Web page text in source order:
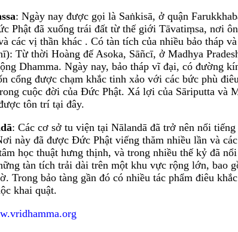
: Ngày nay được gọi là Saṅkisā, ở quận
Phật đã xuống trái đất từ thế giới Tāvatiṃsa, nơi
các vị thần khác . Có tàn tích của nhiều bảo tháp
Từ thời Hoàng đế Asoka, Sāñcī, ở Madhya
Dhamma. Ngày nay, bảo tháp vĩ đại, có đường
cổng được chạm khắc tinh xảo với các bức phù
cuộc đời của Đức Phật. Xá lợi của Sāriputta và
tôn trí tại đây.
: Các cơ sở tu viện tại Nālandā đã trở nên nổi
này đã được Đức Phật viếng thăm nhiều lần và
học thuật hưng thịnh, và trong nhiều thế kỷ đã
tàn tích trải dài trên một khu vực rộng lớn, bao
Trong bảo tàng gần đó có nhiều tác phẩm điêu
khai quật.